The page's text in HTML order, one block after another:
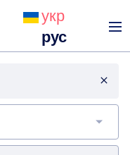
укр
рус